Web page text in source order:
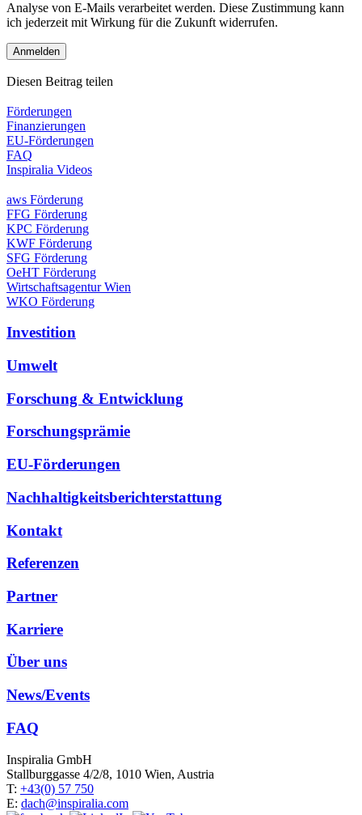
Analyse von E-Mails verarbeitet werden. Diese Zustimmung kann
ich jederzeit mit Wirkung für die Zukunft widerrufen.
Diesen Beitrag teilen
Förderungen
Finanzierungen
EU-Förderungen
FAQ
Inspiralia Videos
aws Förderung
FFG Förderung
KPC Förderung
KWF Förderung
SFG Förderung
OeHT Förderung
Wirtschaftsagentur Wien
WKO Förderung
Investition
Umwelt
Forschung & Entwicklung
Forschungsprämie
EU-Förderungen
Nachhaltigkeitsberichterstattung
Kontakt
Referenzen
Partner
Karriere
Über uns
News/Events
FAQ
Inspiralia GmbH
Stallburggasse 4/2/8, 1010 Wien, Austria
T: +43(0) 57 750
E: dach@inspiralia.com